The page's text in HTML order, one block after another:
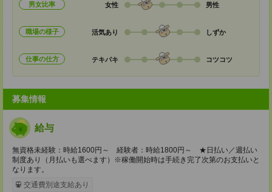
男女比率 女性 男性
職場の様子 活気あり しずか
仕事の仕方 テキパキ コツコツ
募集情報
給与
無資格未経験：時給1600円～ 経験者：時給1800円～ ★日払い／週払い
制度あり（月払いも選べます）※稼働開始時は手続き完了次第のお支払いと
なります。
交通費別途支給あり